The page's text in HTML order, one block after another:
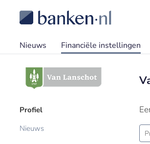
Nieuws Financiële instellingen
Profiel
Nieuws